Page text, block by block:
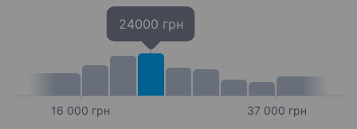
16 000 грн
24000 грн
37 000 грн